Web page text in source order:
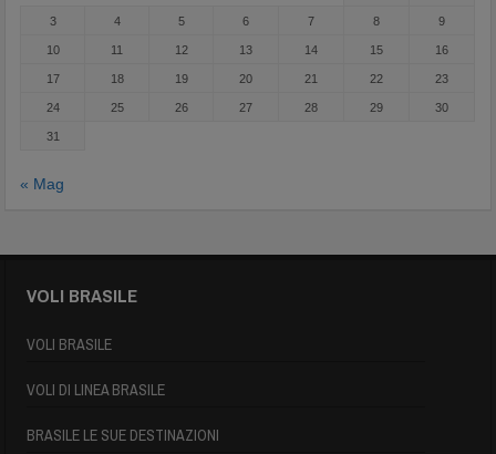
3 4 5 6 7 8 9
10 11 12 13 14 15 16
17 18 19 20 21 22 23
24 25 26 27 28 29 30
31
« Mag
VOLI BRASILE
VOLI BRASILE
VOLI DI LINEA BRASILE
BRASILE LE SUE DESTINAZIONI